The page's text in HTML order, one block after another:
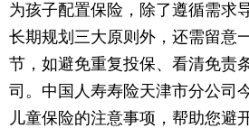
地
汽
为孩子配置保险，除了遵循需求
长期规划三大原则外，还需留意
节，如避免重复投保、看清免责
司。中国人寿寿险天津市分公司
儿童保险的注意事项，帮助您避